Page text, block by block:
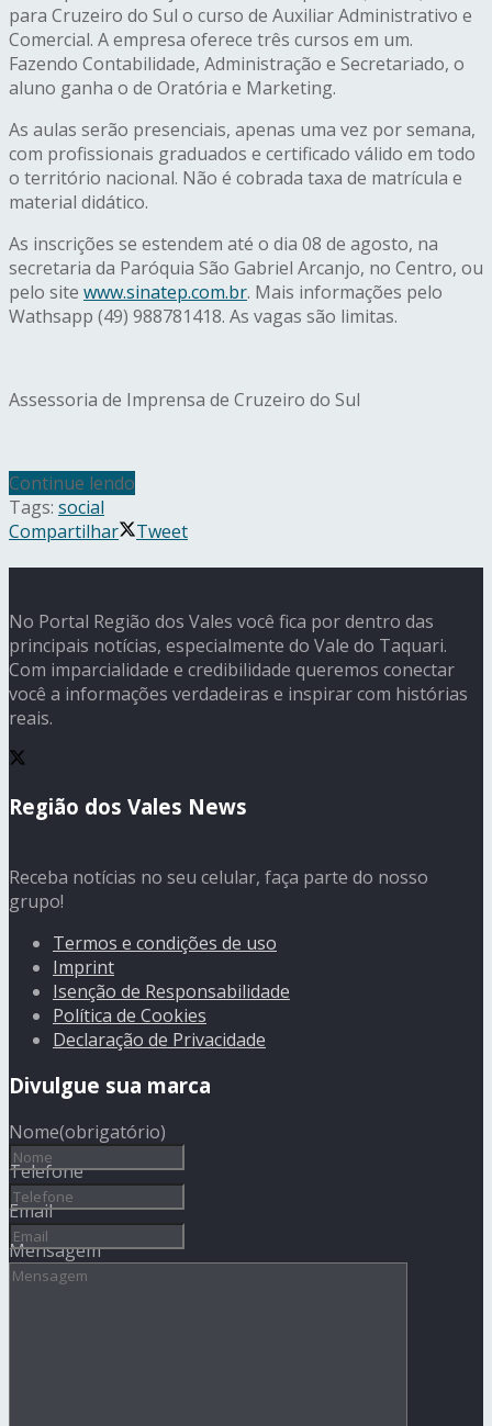
para Cruzeiro do Sul o curso de Auxiliar Administrativo e
Comercial. A empresa oferece três cursos em um.
Fazendo Contabilidade, Administração e Secretariado, o
aluno ganha o de Oratória e Marketing.
As aulas serão presenciais, apenas uma vez por semana,
com profissionais graduados e certificado válido em todo
o território nacional. Não é cobrada taxa de matrícula e
material didático.
As inscrições se estendem até o dia 08 de agosto, na
secretaria da Paróquia São Gabriel Arcanjo, no Centro, ou
pelo site www.sinatep.com.br. Mais informações pelo
Wathsapp (49) 988781418. As vagas são limitas.
Assessoria de Imprensa de Cruzeiro do Sul
Continue lendo
Tags: social
Compartilhar
Tweet
No Portal Região dos Vales você fica por dentro das
principais notícias, especialmente do Vale do Taquari.
Com imparcialidade e credibilidade queremos conectar
você a informações verdadeiras e inspirar com histórias
reais.
Região dos Vales News
Receba notícias no seu celular, faça parte do nosso
grupo!
Termos e condições de uso
Imprint
Isenção de Responsabilidade
Política de Cookies
Declaração de Privacidade
Divulgue sua marca
Nome(obrigatório)
Telefone
Email
Mensagem